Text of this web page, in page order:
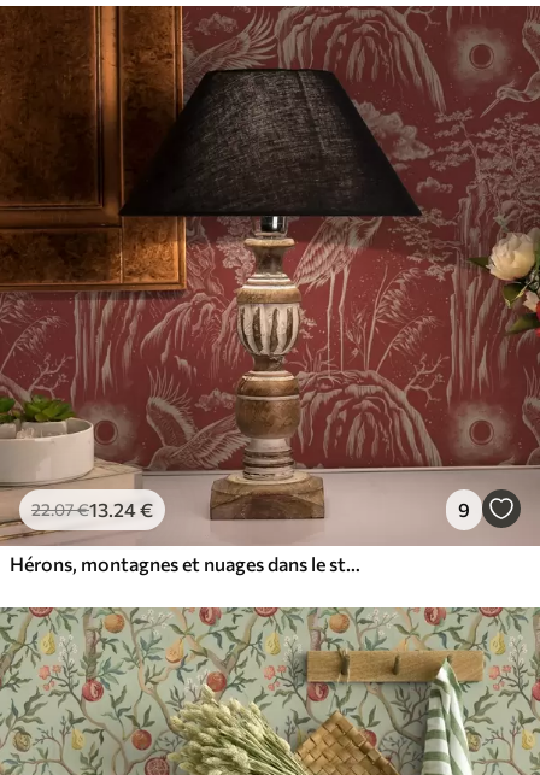
22.07€13.24€ 9
Hérons, montagnes et nuages dans le style de la gravure japonaise